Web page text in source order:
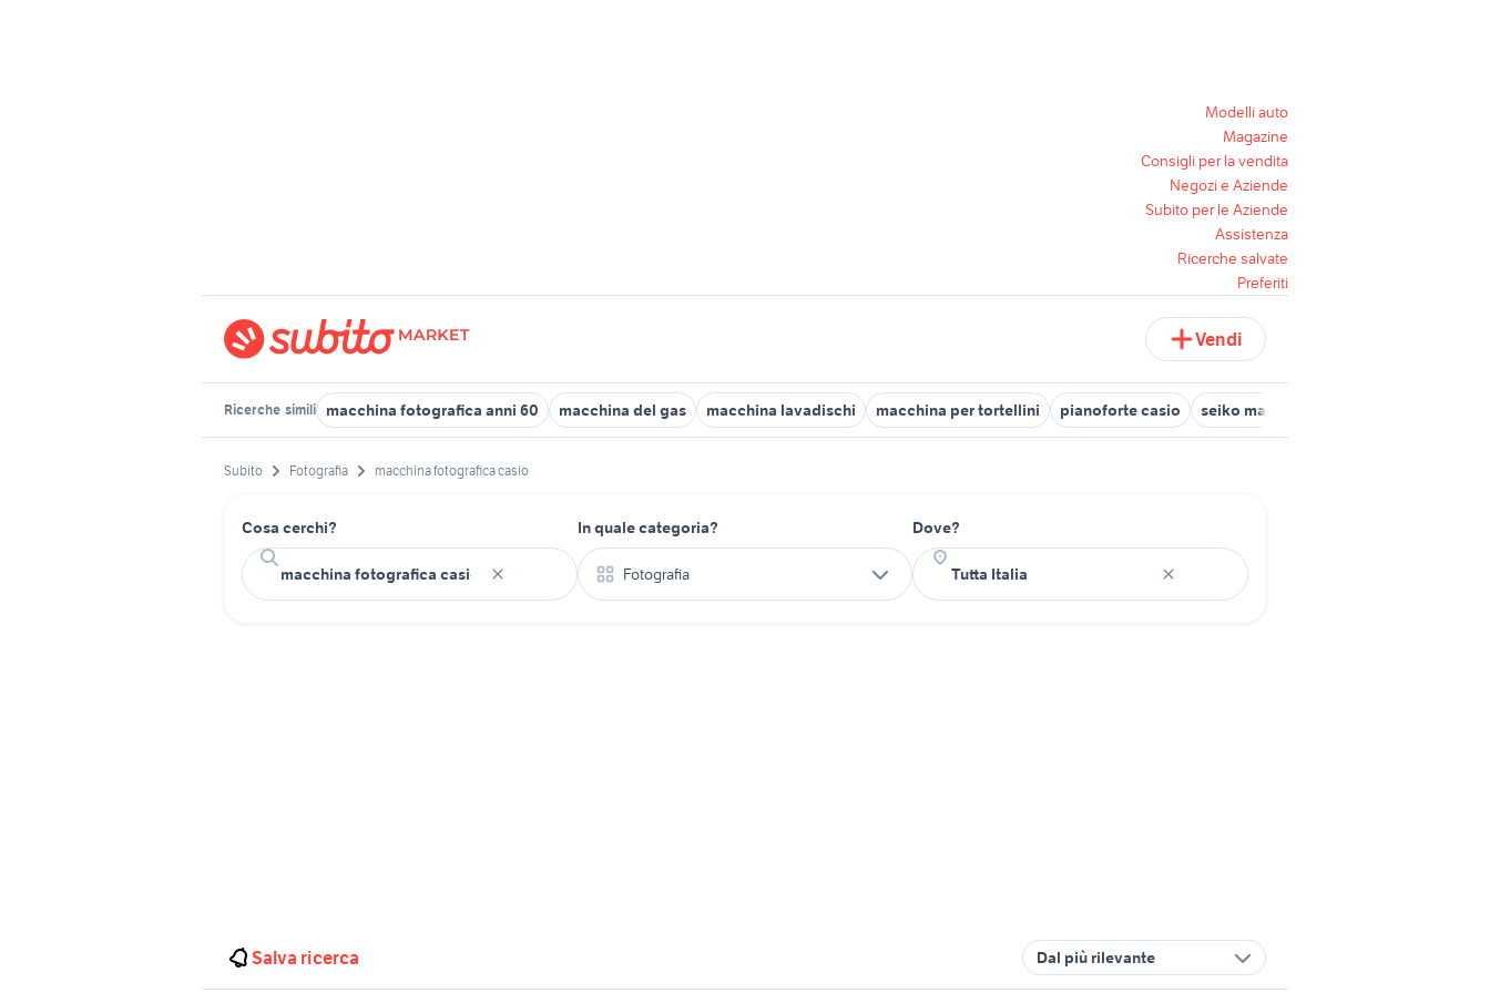
Modelli auto
Magazine
Consigli per la vendita
Negozi e Aziende
Subito per le Aziende
Assistenza
Ricerche salvate
Preferiti
Vendi
Ricerche simili macchina fotografica anni 60 macchina del gas macchina lavadischi macchina per tortellini pianoforte casio seiko macchine da cucire
Subito Fotografia macchina fotografica casio
Cosa cerchi? In quale categoria?
Fotografia
Dove?
Salva ricerca Dal più rilevante